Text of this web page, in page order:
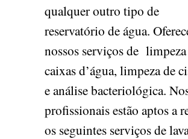
qualquer outro tipo de
reservatório de água.
nossos serviços de
caixas d’água, limpeza de
e análise bacteriológica.
profissionais estão aptos a
os seguintes serviços de